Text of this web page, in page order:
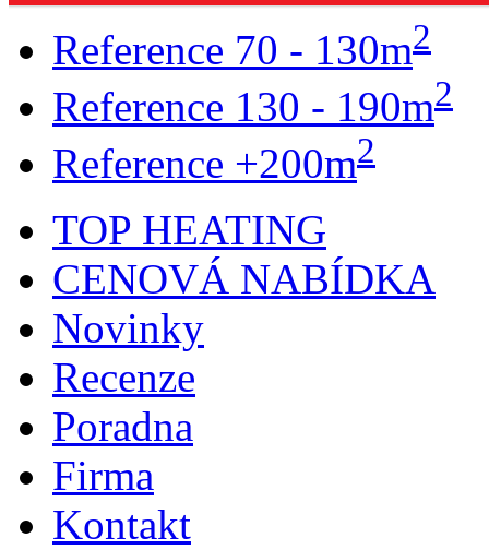
Reference 70 - 130m2
Reference 130 - 190m2
Reference +200m2
TOP HEATING
CENOVÁ NABÍDKA
Novinky
Recenze
Poradna
Firma
Kontakt